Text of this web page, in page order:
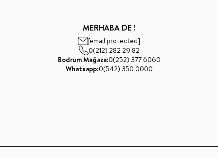
MERHABA DE !
[email protected]
0(212) 282 29 82
Bodrum Mağaza:0(252) 377 6060
Whatsapp:0(542) 350 0000